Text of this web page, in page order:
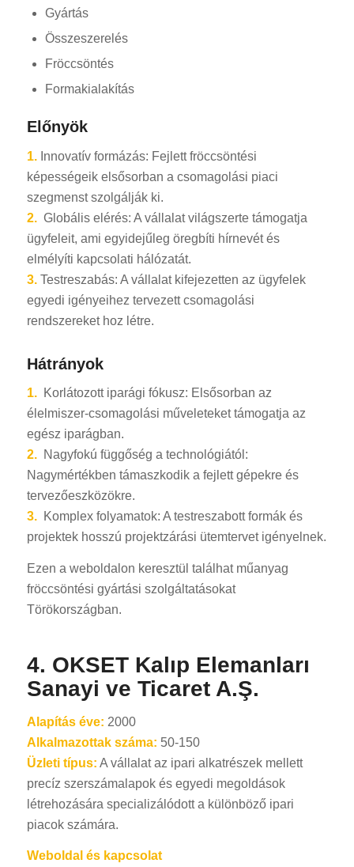
Gyártás
Összeszerelés
Fröccsöntés
Formakialakítás
Előnyök
1.Innovatív formázás: Fejlett fröccsöntési
képességeik elsősorban a csomagolási piaci
szegmenst szolgálják ki.
2.Globális elérés: A vállalat világszerte támogatja
ügyfeleit, ami egyidejűleg öregbíti hírnevét és
elmélyíti kapcsolati hálózatát.
3.Testreszabás: A vállalat kifejezetten az ügyfelek
egyedi igényeihez tervezett csomagolási
rendszereket hoz létre.
Hátrányok
1.Korlátozott iparági fókusz: Elsősorban az
élelmiszer-csomagolási műveleteket támogatja az
egész iparágban.
2.Nagyfokú függőség a technológiától:
Nagymértékben támaszkodik a fejlett gépekre és
tervezőeszközökre.
3.Komplex folyamatok: A testreszabott formák és
projektek hosszú projektzárási ütemtervet igényelnek.
Ezen a weboldalon keresztül találhat műanyag
fröccsöntési gyártási szolgáltatásokat
Törökországban.
4. OKSET Kalıp Elemanları
Sanayi ve Ticaret A.Ş.
Alapítás éve: 2000
Alkalmazottak száma: 50-150
Üzleti típus: A vállalat az ipari alkatrészek mellett
precíz szerszámalapok és egyedi megoldások
létrehozására specializálódott a különböző ipari
piacok számára.
Weboldal és kapcsolat